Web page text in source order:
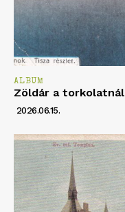
ALBUM
Zöldár a torkolatnál
2026.06.15.